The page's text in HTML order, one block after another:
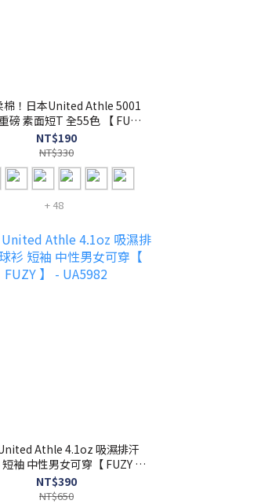
棉！日本United Athle 5001
磅 素面短T 全55色 【 FUZY
】 - UA5001
NT$190
NT$330
+ 48
Athle 4.1oz 吸濕排汗
袖 中性男女可穿【 FUZY 】
- UA5982
NT$390
NT$650